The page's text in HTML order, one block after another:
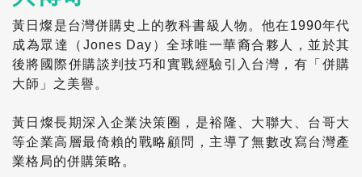
黃日燦是台灣併購史上的教科書級人物。他在1990年代
成為眾達（Jones Day）全球唯一華裔合夥人，並於其
後將國際併購談判技巧和實戰經驗引入台灣，有「併購
大師」之美譽。
黃日燦長期深入企業決策圈，是裕隆、大聯大、台哥大
等企業高層最倚賴的戰略顧問，主導了無數改寫台灣產
業格局的併購策略。